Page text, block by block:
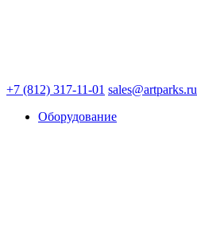
+7 (812) 317-11-01 sales@artparks.ru
Оборудование